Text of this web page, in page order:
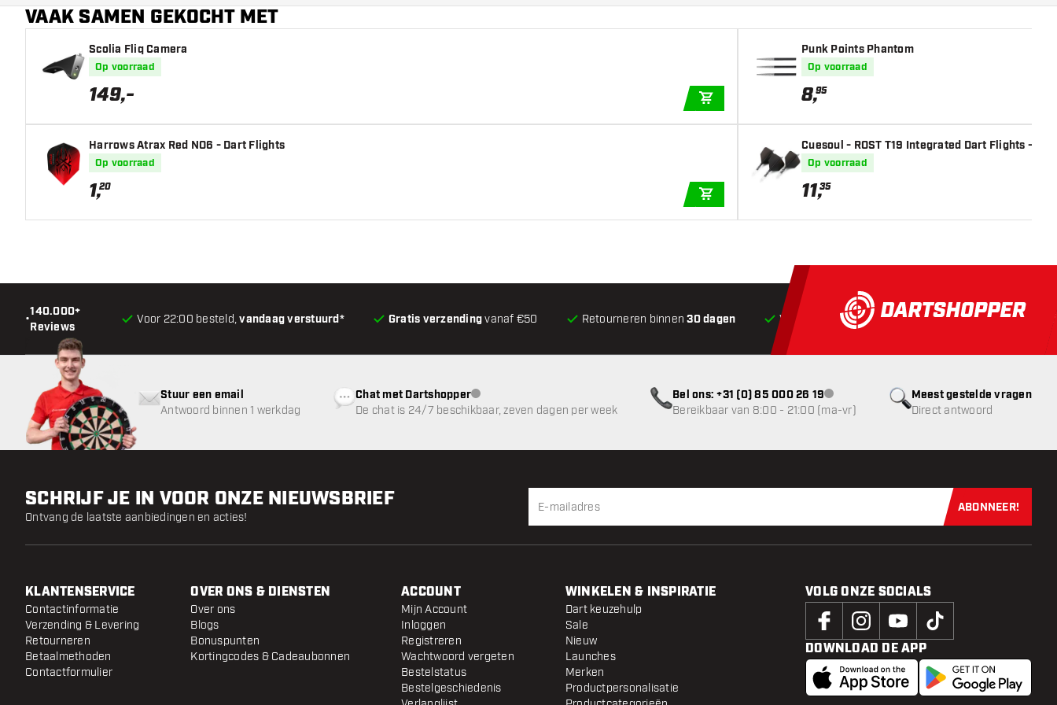
Barrel neus vorm
Barrel gripzone
Barrel vorm
Gewicht
Barrel dikte (MM)
Barrel lengte (MM)
VAAK SAMEN GEKOCHT MET
Scolia Fliq Camera
Op voorraad
149,-
Harrows Atrax Red NO6 - Dart Flights
Op voorraad
1,20
Punk Points Phantom
Op voorraad
8,95
Cuesoul - ROST T19 Integrated Dart Flights -
Op voorraad
11,35
•
140.000+
Reviews
Voor 22:00 besteld,vandaag verstuurd* Gratis verzendingvanaf €50 Retourneren binnen30 dagen Voor 22:00 besteld,vandaag verstuurd*
Meest gestelde vragen
Direct antwoord
Stuur een email
Antwoord binnen 1 werkdag
Chat met Dartshopperklantenservice niet beschikbaar
De chat is 24/7 beschikbaar, zeven dagen per week
Bel ons: +31 (0) 85 000 26 19klantenservice niet beschikbaar
Bereikbaar van 8:00 - 21:00 (ma-vr)
SCHRIJF JE IN VOOR ONZE NIEUWSBRIEF
Ontvang de laatste aanbiedingen en acties!
Schrijf je
ABONNEER!
KLANTENSERVICE
Contactinformatie
Verzending & Levering
Retourneren
Betaalmethoden
Contactformulier
OVER ONS & DIENSTEN
Over ons
Blogs
Bonuspunten
Kortingcodes & Cadeaubonnen
ACCOUNT
Mijn Account
Inloggen
Registreren
Wachtwoord vergeten
Bestelstatus
Bestelgeschiedenis
WINKELEN & INSPIRATIE
Dart keuzehulp
Sale
Nieuw
Launches
Merken
Productpersonalisatie
VOLG ONZE SOCIALS
DOWNLOAD DE APP